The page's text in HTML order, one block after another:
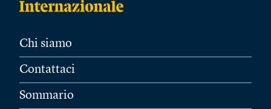
Chi siamo
Contattaci
Sommario